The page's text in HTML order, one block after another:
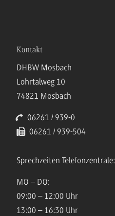
Kontakt
DHBW Mosbach
Lohrtalweg 10
74821 Mosbach
06261 / 939-0
06261 / 939-504
Sprechzeiten Telefonzentrale:
MO – DO:
09:00 – 12:00 Uhr
13:00 – 16:30 Uhr